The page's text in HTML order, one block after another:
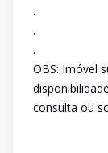
.
.
.
OBS: Imóvel
consulta ou